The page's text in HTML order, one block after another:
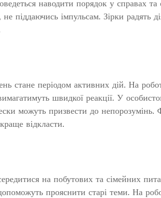
наводити порядок у справах
піддаючись імпульсам. Зірки радять
стане періодом активних дій. На
швидкої реакції. У
можуть призвести до непорозумінь.
відкласти.
на побутових та сімейних
прояснити старі теми. На